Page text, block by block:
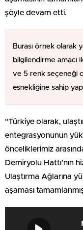
şöyle devam etti.
Burası örnek olarak
bilgilendirme amacı
ve 5 renk seçeneği
esnekliğine sahip
“Türkiye olarak,
entegrasyonunun
önceliklerimiz
Demiryolu Hattı’nın
Ulaştırma Ağlarına
aşaması